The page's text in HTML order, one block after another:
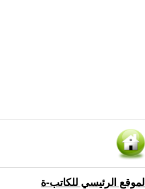
الموقع الرئيسي للكاتب-ة